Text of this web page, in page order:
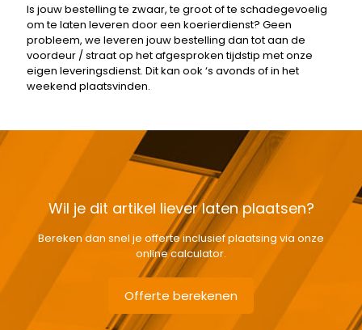
Is jouw bestelling te zwaar, te groot of te schadegevoelig
om te laten leveren door een koerierdienst? Geen
probleem, we leveren jouw bestelling dan tot aan de
voordeur / straat op het afgesproken tijdstip met onze
eigen leveringsdienst. Dit kan ook ‘s avonds of in het
weekend plaatsvinden.
Wil je dit artikel liever laten plaatsen?
Bereken dan snel je offerte inclusief plaatsing via onze
online calculator.
Offerte berekenen